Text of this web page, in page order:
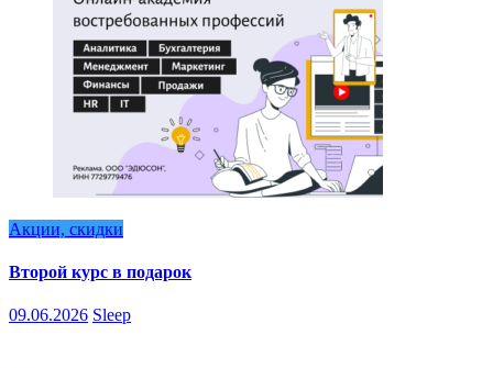
Акции, скидки
Второй курс в подарок
09.06.2026 Sleep